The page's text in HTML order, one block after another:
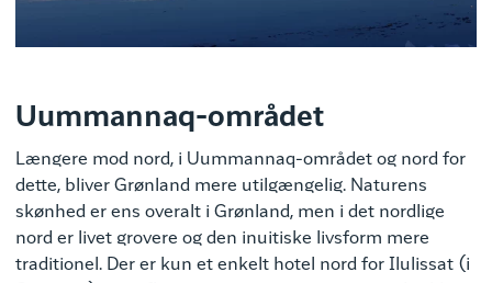
Uummannaq-området
Længere mod nord, i Uummannaq-området og nord for
dette, bliver Grønland mere utilgængelig. Naturens
skønhed er ens overalt i Grønland, men i det nordlige
nord er livet grovere og den inuitiske livsform mere
traditionel. Der er kun et enkelt hotel nord for Ilulissat (i